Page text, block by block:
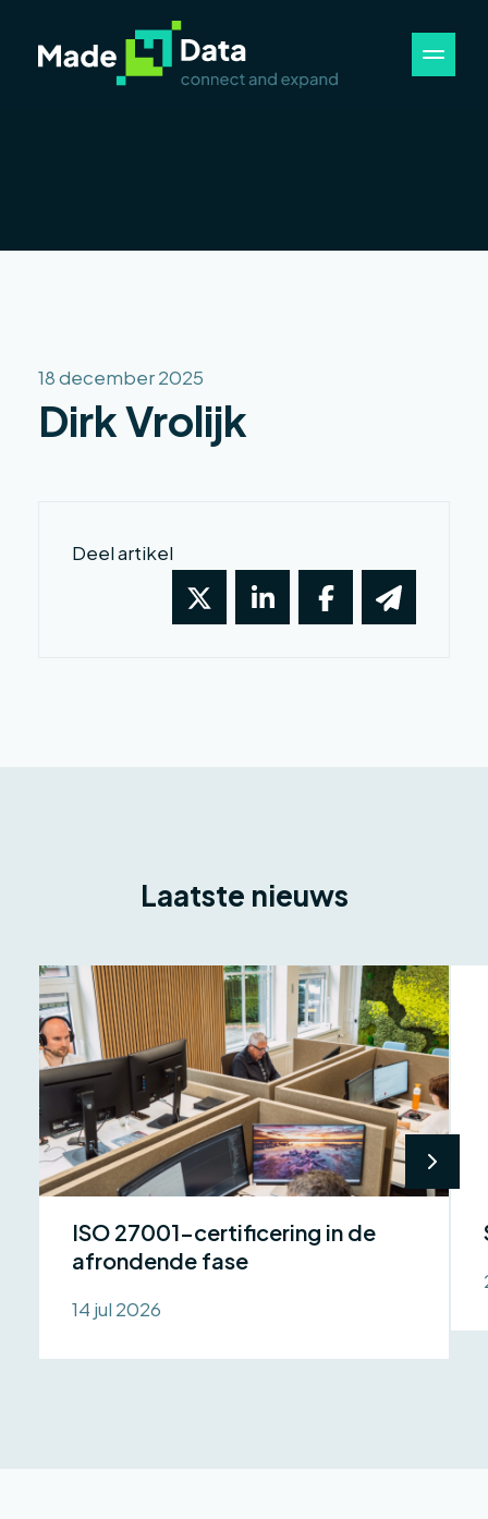
18 december 2025
Dirk Vrolijk
Deel artikel
Laatste nieuws
ISO 27001-certificering in de
afrondende fase
14 jul 2026